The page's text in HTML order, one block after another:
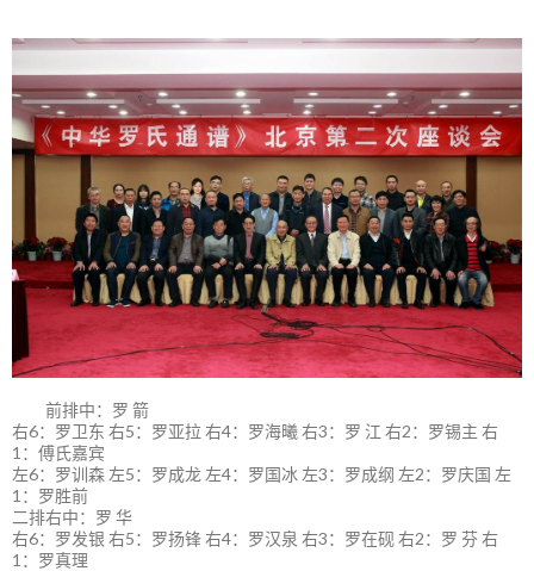
前排中：罗 箭
右6：罗卫东 右5：罗亚拉 右4：罗海曦 右3：罗 江 右2：罗锡主 右
1：傅氏嘉宾
左6：罗训森 左5：罗成龙 左4：罗国冰 左3：罗成纲 左2：罗庆国 左
1：罗胜前
二排右中：罗 华
右6：罗发银 右5：罗扬锋 右4：罗汉泉 右3：罗在砚 右2：罗 芬 右
1：罗真理